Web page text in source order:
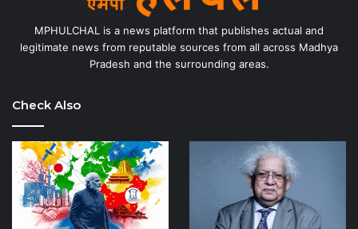
MPHULCHAL is a news platform that publishes actual and
legitimate news from reputable sources from all across Madhya
Pradesh and the surrounding areas.
Check Also